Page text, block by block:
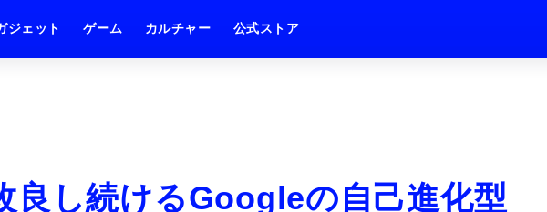
ジェット ゲーム カルチャー 公式ストア
良し続けるGoogleの自己進化型